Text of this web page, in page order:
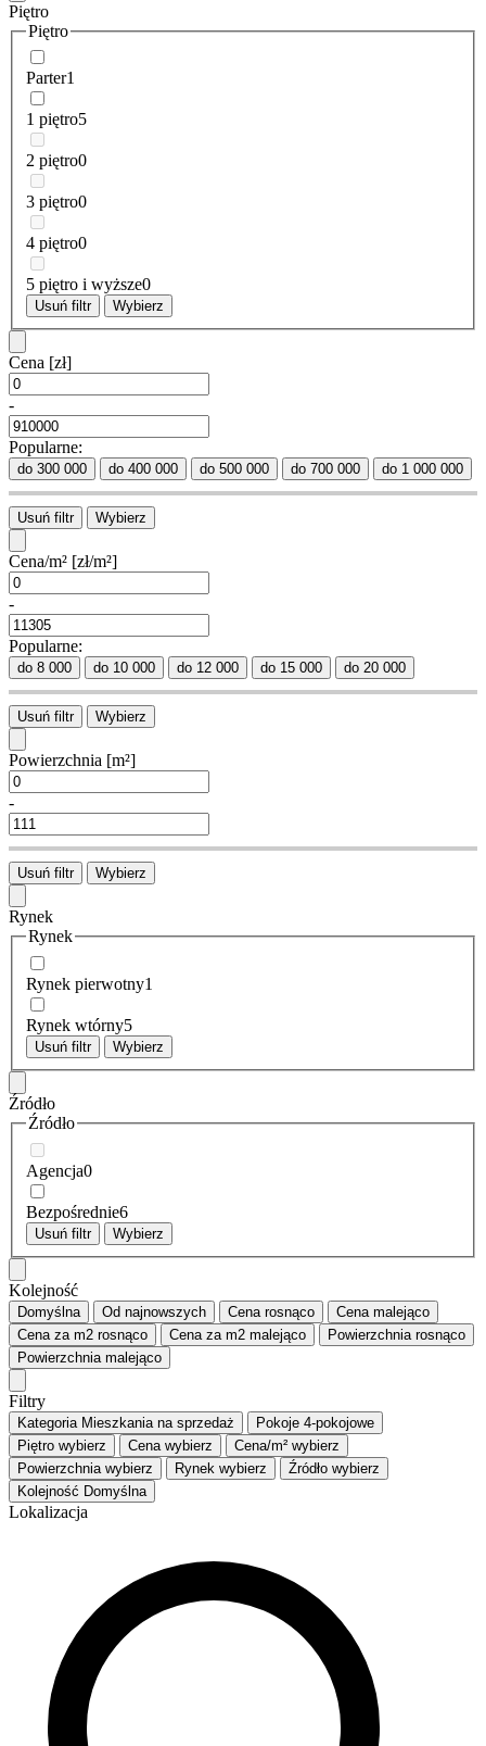
Piętro
Piętro
Parter1
1 piętro5
2 piętro0
3 piętro0
4 piętro0
5 piętro i wyższe0
Usuń filtr Wybierz
Cena [zł]
-
Popularne:
do 300 000 do 400 000 do 500 000 do 700 000 do 1 000 000
Usuń filtr Wybierz
Cena/m² [zł/m²]
-
Popularne:
do 8 000 do 10 000 do 12 000 do 15 000 do 20 000
Usuń filtr Wybierz
Powierzchnia [m²]
-
Usuń filtr Wybierz
Rynek
Rynek
Rynek pierwotny1
Rynek wtórny5
Usuń filtr Wybierz
Źródło
Źródło
Agencja0
Bezpośrednie6
Usuń filtr Wybierz
Kolejność
Domyślna Od najnowszych Cena rosnąco Cena malejąco
Cena za m2 rosnąco Cena za m2 malejąco Powierzchnia rosnąco
Powierzchnia malejąco
Filtry
Kategoria Mieszkania na sprzedaż Pokoje 4-pokojowe
Piętro wybierz Cena wybierz Cena/m² wybierz
Powierzchnia wybierz Rynek wybierz Źródło wybierz
Kolejność Domyślna
Lokalizacja